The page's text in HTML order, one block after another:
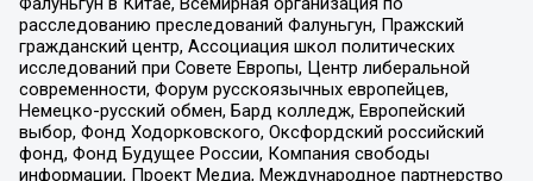
расследованию преследований Фалуньгун, Пражский
гражданский центр, Ассоциация школ политических
исследований при Совете Европы, Центр либеральной
современности, Форум русскоязычных европейцев,
Немецко-русский обмен, Бард колледж, Европейский
выбор, Фонд Ходорковского, Оксфордский российский
фонд, Фонд Будущее России, Компания свободы
информации, Проект Медиа, Международное партнерство